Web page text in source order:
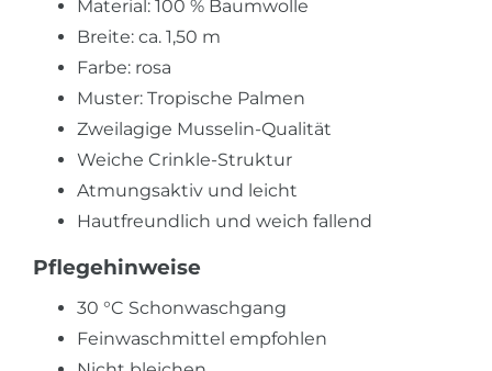
Material: 100 % Baumwolle
Breite: ca. 1,50 m
Farbe: rosa
Muster: Tropische Palmen
Zweilagige Musselin-Qualität
Weiche Crinkle-Struktur
Atmungsaktiv und leicht
Hautfreundlich und weich fallend
Pflegehinweise
30 °C Schonwaschgang
Feinwaschmittel empfohlen